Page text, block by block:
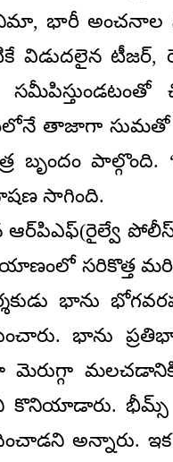
సినిమా, భారీ అంచనాల
విడుదలైన టీజర్,
తాజాగా
బృందం
సాగింది.
పోలీస్
సరికొత్త
భాను
భాను
మలచడానికి
కొనియాడారు. భీమ్స్